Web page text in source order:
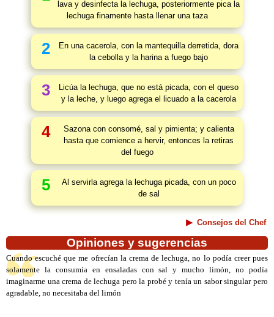
lava y desinfecta la lechuga, posteriormente pica la
lechuga finamente hasta llenar una taza
2
En una cacerola, con la mantequilla derretida, dora
la cebolla y la harina a fuego bajo
3
Licúa la lechuga, que no está picada, con el queso
y la leche, y luego agrega el licuado a la cacerola
4
Sazona con consomé, sal y pimienta; y calienta
hasta que comience a hervir, entonces la retiras
del fuego
5
Al servirla agrega la lechuga picada, con un poco
de sal
Consejos del Chef
Opiniones y sugerencias
Cuando escuché que me ofrecían la crema de lechuga, no lo podía creer pues
solamente la consumía en ensaladas con sal y mucho limón, no podía
imaginarme una crema de lechuga pero la probé y tenía un sabor singular pero
agradable, no necesitaba del limón